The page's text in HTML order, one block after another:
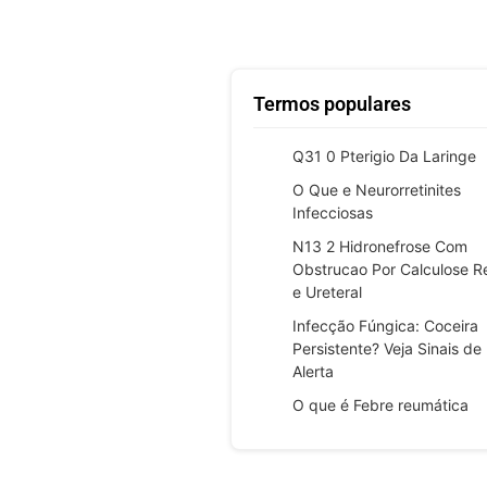
Termos populares
Q31 0 Pterigio Da Laringe
O Que e Neurorretinites
Infecciosas
N13 2 Hidronefrose Com
Obstrucao Por Calculose
e Ureteral
Infecção Fúngica: Coceira
Persistente? Veja Sinais de
Alerta
O que é Febre reumática